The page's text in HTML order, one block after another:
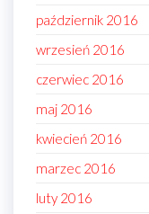
październik 2016
wrzesień 2016
czerwiec 2016
maj 2016
kwiecień 2016
marzec 2016
luty 2016